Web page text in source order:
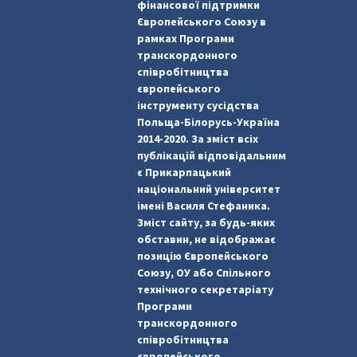
фінансової підтримки
Європейського Союзу в
рамках Програми
транскордонного
співробітництва
європейського
інструменту сусідства
Польща-Білорусь-Україна
2014-2020. За зміст всіх
публікацій відповідальним
є Прикарпацький
національний університет
імені Василя Стефаника.
Зміст сайту, за будь-яких
обставин, не відображає
позицію Європейського
Союзу, ОУ або Спільного
технічного секретаріату
Програми
транскордонного
співробітництва